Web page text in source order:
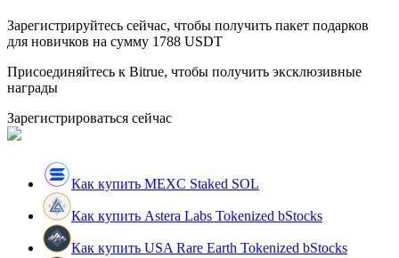
Гид
Зарегистрируйтесь сейчас, чтобы получить пакет подарков
для новичков на сумму 1788 USDT
Присоединяйтесь к Bitrue, чтобы получить эксклюзивные
награды
Зарегистрироваться сейчас
Как купить MEXC Staked SOL
Как купить Astera Labs Tokenized bStocks
Как купить USA Rare Earth Tokenized bStocks